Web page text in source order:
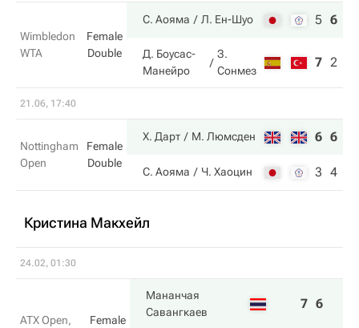
Wimbledon
WTA
Female
Double
С. Аояма Л. Ен-Шуо 5 6
Д. Боусас-
Манейро
З.
Сонмез
7 2
21.06, 17:40
Nottingham
Open
Female
Double
Х. Дарт М. Люмсден 6 6
С. Аояма Ч. Хаоцин 3 4
Кристина Макхейл
24.02, 01:30
ATX Open,
Female
Мананчая
Савангкаев
7 6